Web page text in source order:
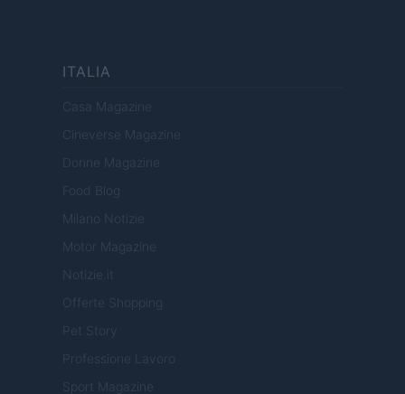
ITALIA
Casa Magazine
Cineverse Magazine
Donne Magazine
Food Blog
Milano Notizie
Motor Magazine
Notizie.it
Offerte Shopping
Pet Story
Professione Lavoro
Sport Magazine